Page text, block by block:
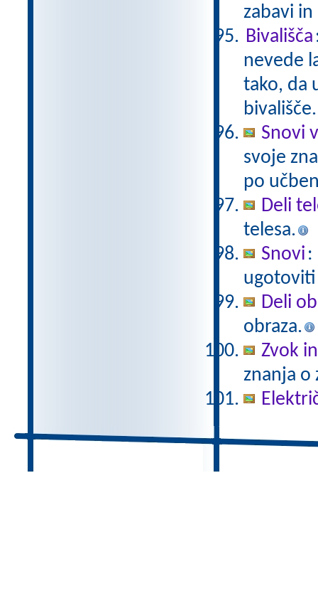
zabavi
Bivališča
nevede
tako, da
Snovi
svoje
po
Deli
telesa.
Snovi :
Deli
obraza.
Zvok
znanja o